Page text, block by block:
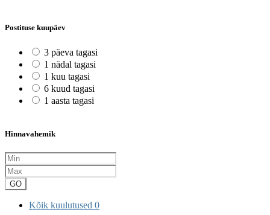
Postituse kuupäev
3 päeva tagasi
1 nädal tagasi
1 kuu tagasi
6 kuud tagasi
1 aasta tagasi
Hinnavahemik
GO
Kõik kuulutused 0